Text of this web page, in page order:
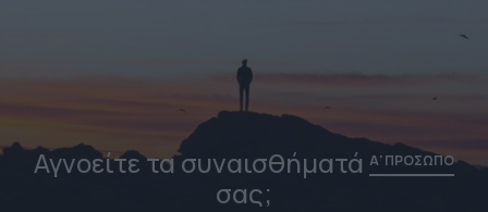
Αγνοείτε τα συναισθήματά Α' ΠΡΟΣΩΠΟ
σας;